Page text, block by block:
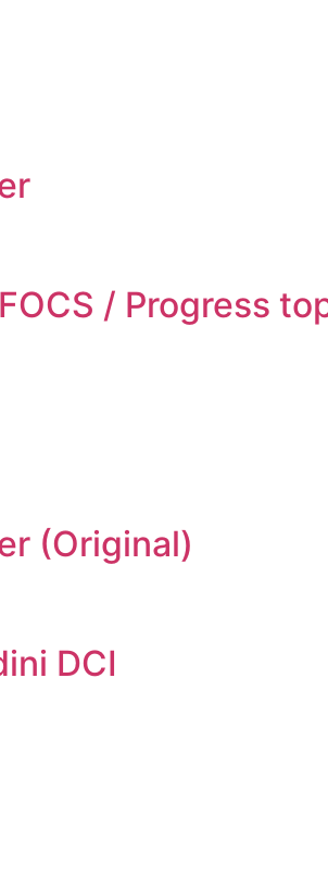
/ Progress
(Original)
DCI